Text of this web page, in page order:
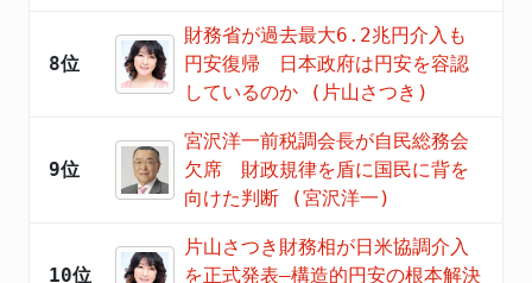
8位
財務省が過去最大6.2兆円介入も
円安復帰 日本政府は円安を容認
しているのか (片山さつき)
9位
宮沢洋一前税調会長が自民総務会
欠席 財政規律を盾に国民に背を
向けた判断 (宮沢洋一)
10位
片山さつき財務相が日米協調介入
を正式発表―構造的円安の根本解決